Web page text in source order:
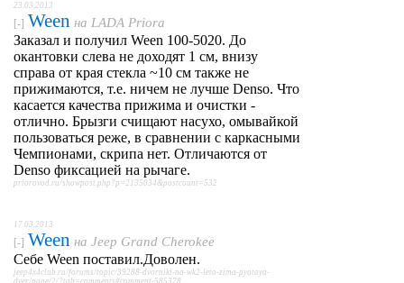
23.03.2013
[-] Ween на LADA Priora
Заказал и получил Ween 100-5020. До
окантовки слева не доходят 1 см, внизу
справа от края стекла ~10 см также не
прижимаются, т.е. ничем не лучше Denso. Что
касается качества прижима и очистки -
отлично. Брызги счищают насухо, омывайкой
пользоваться реже, в сравнении с каркасными
Чемпионами, скрипа нет. Отличаются от
Denso фиксацией на рычаге.
priorovod.ru/showpost.php?p=2135034&postcount=532
17.03.2013
[-] Ween на Jeep Grand Cherokee
Себе Ween поставил.Доволен.
jeep4x4club.ru/forums/topic/39288-dvorniki-na-wk2-leto-zima-pyataya-
dver/page/2/?tab=comments#comment-585378